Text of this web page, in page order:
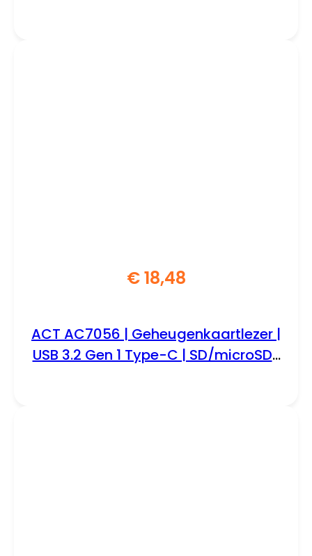
€18,48
ACT AC7056 | Geheugenkaartlezer |
USB 3.2 Gen 1 Type-C | SD/microSD |